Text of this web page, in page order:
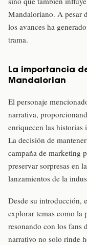
Mandaloriano. A pesar
los avances ha
trama.
La importancia
Mandalorian
El personaje
narrativa,
enriquecen las
La decisión de
campaña de marketing
preservar sorpresas en
lanzamientos de la
Desde su introducción,
explorar temas como
resonando con los fans
narrativo no solo rinde